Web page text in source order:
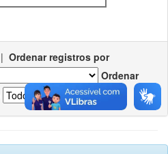
| Ordenar registros por
Ordenar